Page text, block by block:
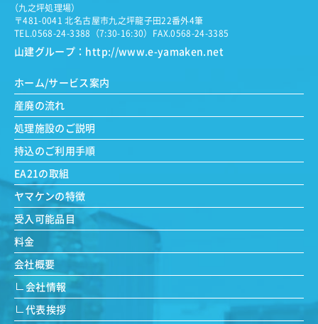
（九之坪処理場）
〒481-0041 北名古屋市九之坪龍子田22番外4筆
TEL.0568-24-3388（7:30-16:30） FAX.0568-24-3385
山建グループ： http://www.e-yamaken.net
ホーム/サービス案内
産廃の流れ
処理施設のご説明
持込のご利用手順
EA21の取組
ヤマケンの特徴
受入可能品目
料金
会社概要
会社情報
代表挨拶